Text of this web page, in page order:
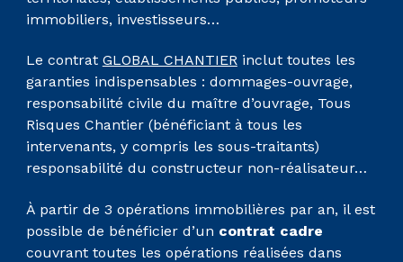
immobiliers, investisseurs…
Le contrat GLOBAL CHANTIERinclut toutes les
garanties indispensables : dommages-ouvrage,
responsabilité civile du maître d’ouvrage, Tous
Risques Chantier (bénéficiant à tous les
intervenants, y compris les sous-traitants)
responsabilité du constructeur non-réalisateur…
À partir de 3 opérations immobilières par an, il est
possible de bénéficier d’un contrat cadre
couvrant toutes les opérations réalisées dans